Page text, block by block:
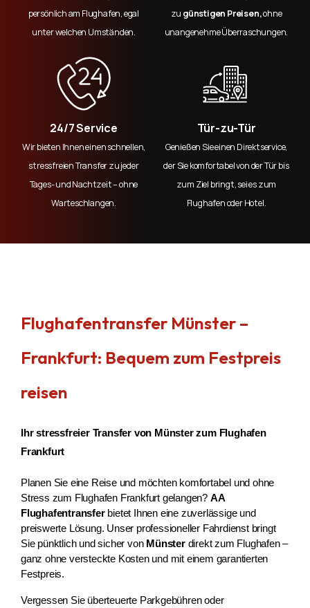
persönlich am Flughafen, egal
unter welchen Umständen.
zu günstigen Preisen,ohne
unangenehme Überraschungen.
24/7 Service
Wir bieten Ihnen einen schnellen,
stressfreien Transfer zu jeder
Tages- und Nachtzeit – ohne
Warteschlangen.
Tür-zu-Tür
Genießen Sie einen Direktservice,
der Sie komfortabel von der Tür bis
zum Ziel bringt, sei es zum
Flughafen oder Hotel.
Flughafentransfer Münster –
Frankfurt: Bequem zum Festpreis
reisen
Ihr stressfreier Transfer von Münster zum Flughafen
Frankfurt
Planen Sie eine Reise und möchten komfortabel und ohne
Stress zum Flughafen Frankfurt gelangen? AA
Flughafentransfer bietet Ihnen eine zuverlässige und
preiswerte Lösung. Unser professioneller Fahrdienst bringt
Sie pünktlich und sicher von Münster direkt zum Flughafen –
ganz ohne versteckte Kosten und mit einem garantierten
Festpreis.
Vergessen Sie überteuerte Parkgebühren oder